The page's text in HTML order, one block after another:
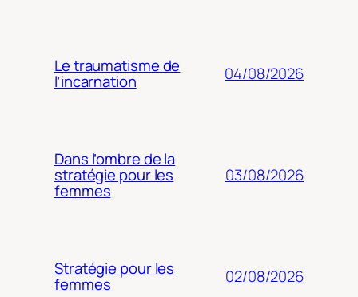
Le traumatisme de
l’incarnation 04/08/2026
Dans l’ombre de la
stratégie pour les
femmes
03/08/2026
Stratégie pour les
femmes 02/08/2026